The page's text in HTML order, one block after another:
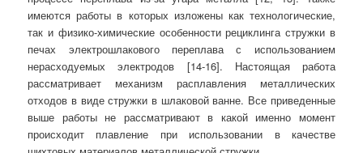
имеются работы в которых изложены как технологические,
так и физико-химические особенности рециклинга стружки в
печах электрошлакового переплава с использованием
нерасходуемых электродов [14-16]. Настоящая работа
рассматривает механизм расплавления металлических
отходов в виде стружки в шлаковой ванне. Все приведенные
выше работы не рассматривают в какой именно момент
происходит плавление при использовании в качестве